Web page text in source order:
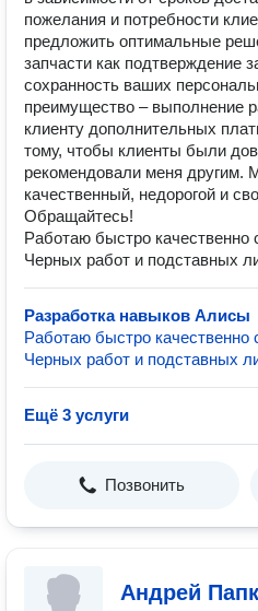
пожелания и потребности
предложить оптимальные
запчасти как подтверждение
сохранность ваших
преимущество – выполнение
клиенту дополнительных
тому, чтобы клиенты были
рекомендовали меня другим.
качественный, недорогой и
Обращайтесь!
Работаю быстро
Черных работ и подставных
Разработка навыков Алисы
Работаю быстро
Черных работ и подставных
Ещё 3 услуги
Позвонить
Андрей